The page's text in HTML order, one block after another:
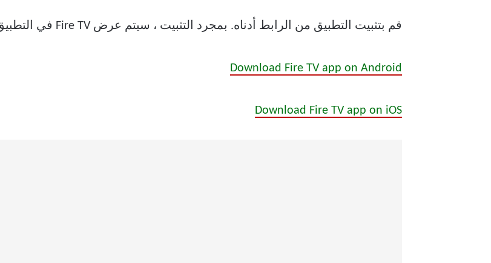
قم بتثبيت التطبيق من الرابط أدناه. بمجرد التثبيت ، سيتم عرض Fire TV في التطبيق. اضغط عليها.
Download Fire TV app on Android
Download Fire TV app on iOS